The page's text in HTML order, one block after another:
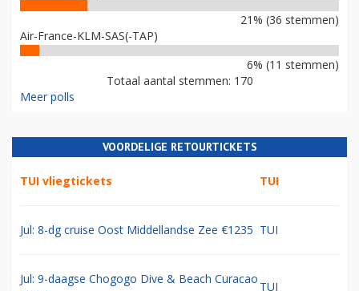
21% (36 stemmen)
Air-France-KLM-SAS(-TAP)
6% (11 stemmen)
Totaal aantal stemmen: 170
Meer polls
VOORDELIGE RETOURTICKETS
TUI vliegtickets TUI
Jul: 8-dg cruise Oost Middellandse Zee €1235 TUI
Jul: 9-daagse Chogogo Dive & Beach Curacao
TUI